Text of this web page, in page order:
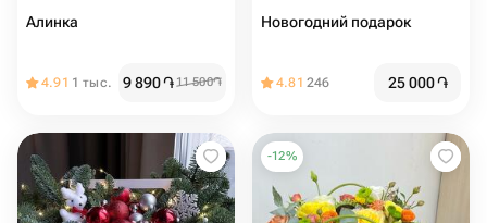
Алинка
4.91 1 тыс. 9 890֏11 500֏
Новогодний подарок
4.81 246 25 000֏
-12%